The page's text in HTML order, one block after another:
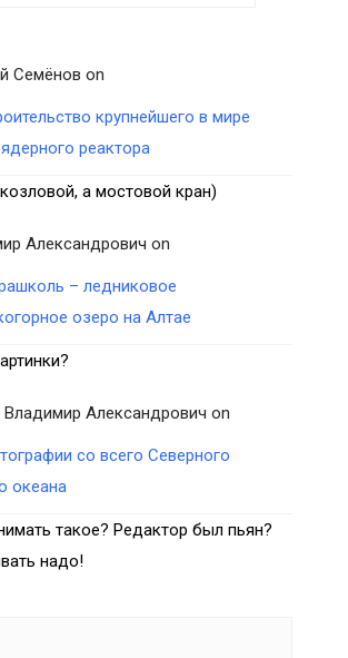
Семёнов on
крупнейшего в мире
реактора
а мостовой кран)
Александрович on
– ледниковое
озеро на Алтае
Владимир Александрович on
со всего Северного
океана
такое? Редактор был пьян?
надо!